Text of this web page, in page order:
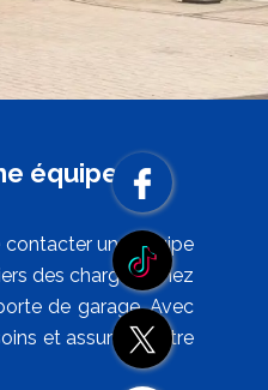
équipe
contacter une équipe
des charges. Chez
de garage. Avec
et assurant votre